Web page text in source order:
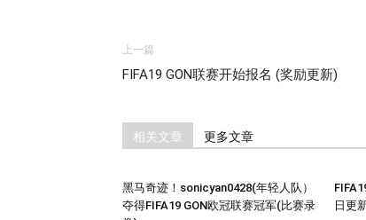
上一篇
FIFA19 GON联赛开始报名 (奖励更新)
相关文章 更多文章
黑马奇迹！sonicyan0428(年轻人队）
夺得FIFA19 GON欧冠联赛冠军(比赛录
日更